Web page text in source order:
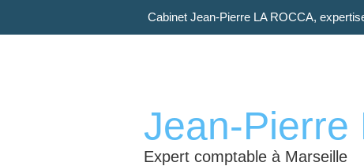
Cabinet Jean-Pierre LA ROCCA,
Jean-Pierre
Expert comptable à Marseille